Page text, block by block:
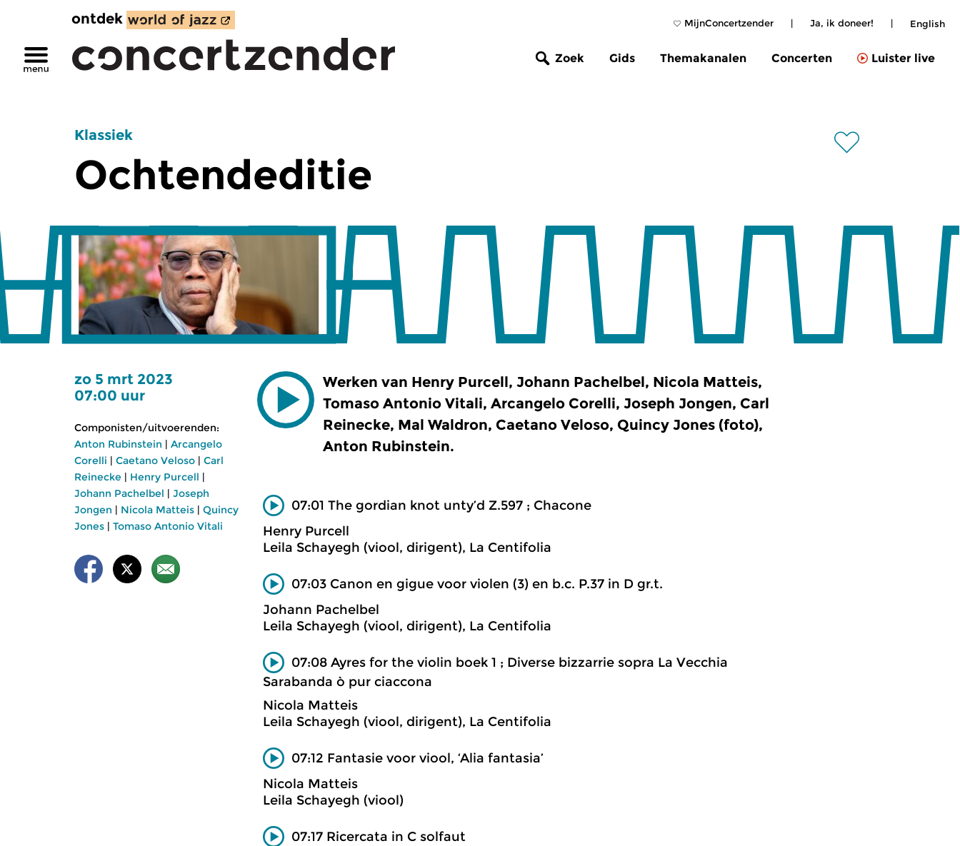
MijnConcertzender | Ja, ik doneer! | English
ontdek
Zoek Gids Themakanalen Concerten Luister live
Klassiek
Ochtendeditie
zo 5 mrt 2023
07:00 uur
Componisten/uitvoerenden:
Anton Rubinstein | Arcangelo
Corelli | Caetano Veloso | Carl
Reinecke | Henry Purcell |
Johann Pachelbel | Joseph
Jongen | Nicola Matteis | Quincy
Jones | Tomaso Antonio Vitali
Werken van Henry Purcell, Johann Pachelbel, Nicola Matteis,
Tomaso Antonio Vitali, Arcangelo Corelli, Joseph Jongen, Carl
Reinecke, Mal Waldron, Caetano Veloso, Quincy Jones (foto),
Anton Rubinstein.
07:01 The gordian knot unty’d Z.597 ; Chacone
Henry Purcell
Leila Schayegh (viool, dirigent), La Centifolia
07:03 Canon en gigue voor violen (3) en b.c. P.37 in D gr.t.
Johann Pachelbel
Leila Schayegh (viool, dirigent), La Centifolia
07:08 Ayres for the violin boek 1 ; Diverse bizzarrie sopra La Vecchia
Sarabanda ò pur ciaccona
Nicola Matteis
Leila Schayegh (viool, dirigent), La Centifolia
07:12 Fantasie voor viool, ‘Alia fantasia’
Nicola Matteis
Leila Schayegh (viool)
07:17 Ricercata in C solfaut